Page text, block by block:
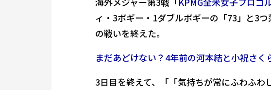
ィ・3ボギー・1ダブルボギーの「73」と3
の戦いを終えた。
まだあどけない？4年前の河本結と小祝さく
3日目を終えて、「「気持ちが常にふわふ